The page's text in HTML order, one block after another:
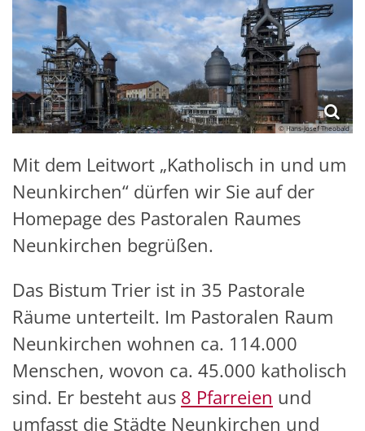
© Hans-Josef Theobald
Mit dem Leitwort „Katholisch in und um
Neunkirchen“ dürfen wir Sie auf der
Homepage des Pastoralen Raumes
Neunkirchen begrüßen.
Das Bistum Trier ist in 35 Pastorale
Räume unterteilt. Im Pastoralen Raum
Neunkirchen wohnen ca. 114.000
Menschen, wovon ca. 45.000 katholisch
sind. Er besteht aus 8 Pfarreien und
umfasst die Städte Neunkirchen und